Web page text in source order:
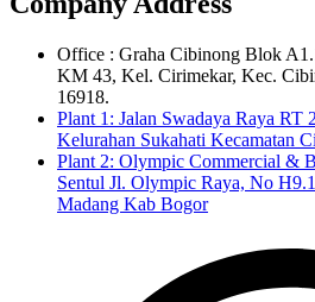
Office : Graha Cibinong Blok
KM 43, Kel. Cirimekar, Kec.
16918.
Plant 1: Jalan Swadaya Raya RT
Kelurahan Sukahati Kecamatan
Plant 2: Olympic Commercial &
Sentul Jl. Olympic Raya, No
Madang Kab Bogor